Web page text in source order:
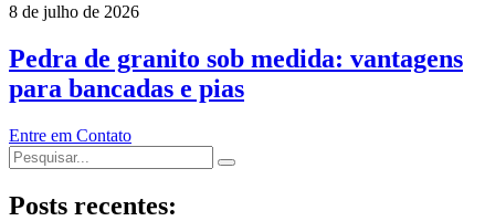
8 de julho de 2026
Pedra de granito sob medida: vantagens
para bancadas e pias
Entre em Contato
Posts recentes: